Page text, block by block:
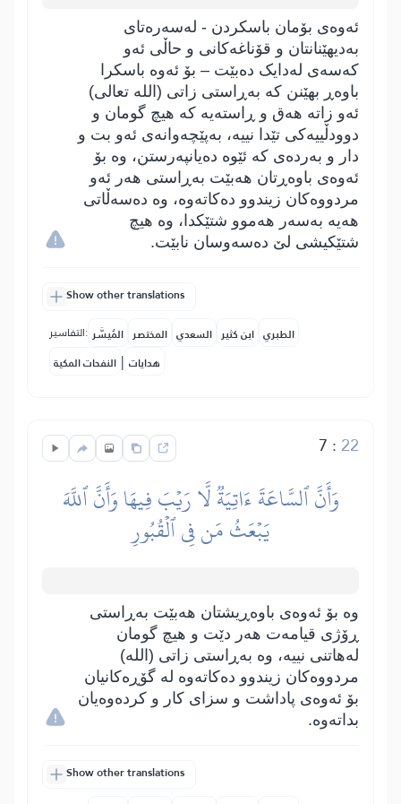
ئەوەی بۆمان باسکردن - لەسەرەتای
بەدیھێنانتان و قۆناغەکانی و حاڵی ئەو
کەسەی لەدایک دەبێت – بۆ ئەوە باسکرا
باوەڕ بھێنن کە بەڕاستی زاتی (اللە تعالی)
ئەو زاتە ھەق و ڕاستەیە کە ھیچ گومان و
دوودڵییەکی تێدا نییە، بەپێچەوانەی ئەو بت و
دار و بەردەی کە ئێوە دەیانپەرستن، وە بۆ
ئەوەی باوەڕتان ھەبێت بەڕاستی ھەر ئەو
مردووەکان زیندوو دەکاتەوە، وە دەسەڵاتی
ھەیە بەسەر ھەموو شتێکدا، وە ھیچ
شتێکیشی لێ دەسەوسان نابێت.
Show other translations
التفاسير: المُيسَّر المختصر السعدي ابن كثير الطبري
النفحات المكية | هدايات
7 : 22
وَأَنَّ ٱلسَّاعَةَ ءَاتِيَةٞ لَّا رَيۡبَ فِيهَا وَأَنَّ ٱللَّهَ
يَبۡعَثُ مَن فِي ٱلۡقُبُورِ
وە بۆ ئەوەی باوەڕیشتان ھەبێت بەڕاستی
ڕۆژی قیامەت ھەر دێت و ھیچ گومان
لەھاتنی نییە، وە بەڕاستی زاتی (اللە)
مردووەکان زیندوو دەکاتەوە لە گۆڕەکانیان
بۆ ئەوەی پاداشت و سزای کار و کردەوەیان
بداتەوە.
Show other translations